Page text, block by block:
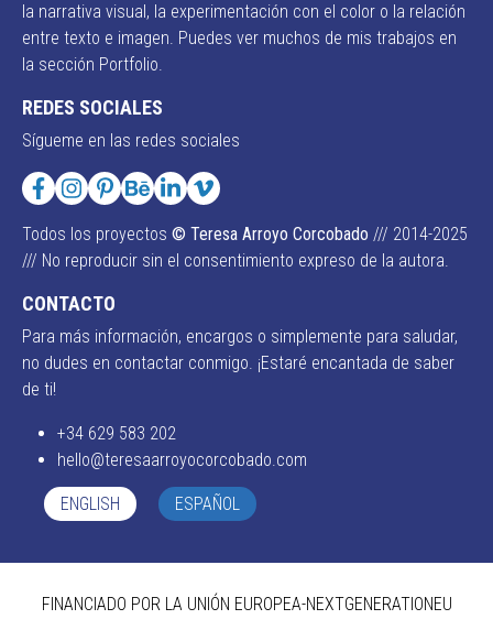
la narrativa visual, la experimentación con el color o la relación
entre texto e imagen. Puedes ver muchos de mis trabajos en
la sección Portfolio.
REDES SOCIALES
Sígueme en las redes sociales
Todos los proyectos © Teresa Arroyo Corcobado /// 2014-2025
/// No reproducir sin el consentimiento expreso de la autora.
CONTACTO
Para más información, encargos o simplemente para saludar,
no dudes en contactar conmigo. ¡Estaré encantada de saber
de ti!
+34 629 583 202
hello@teresaarroyocorcobado.com
ENGLISH ESPAÑOL
FINANCIADO POR LA UNIÓN EUROPEA-NEXTGENERATIONEU